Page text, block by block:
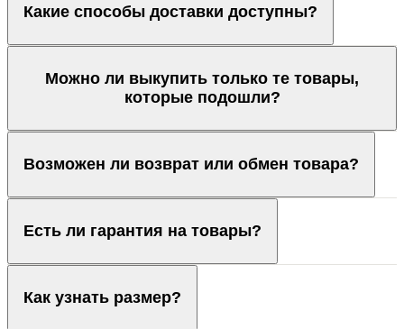
Какие способы доставки доступны?
Можно ли выкупить только те товары,
которые подошли?
Возможен ли возврат или обмен товара?
Есть ли гарантия на товары?
Как узнать размер?